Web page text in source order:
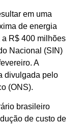
em uma
de energia
R$ 400 milhões
Nacional (SIN)
A
divulgada pelo
(ONS).
brasileiro
de custo de